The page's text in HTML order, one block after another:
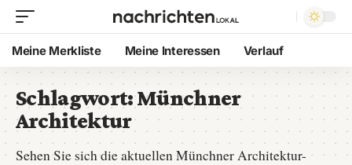
Meine Merkliste Meine Interessen Verlauf
Schlagwort:Münchner
Architektur
Sehen Sie sich die aktuellen Münchner Architektur-